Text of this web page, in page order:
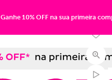
Ganhe 10% OFF na sua primeira